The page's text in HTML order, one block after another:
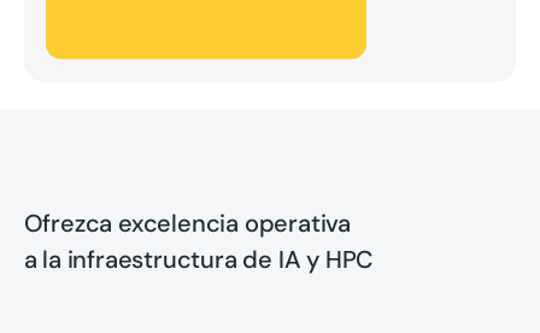
Ofrezca excelencia operativa
a la infraestructura de IA y HPC